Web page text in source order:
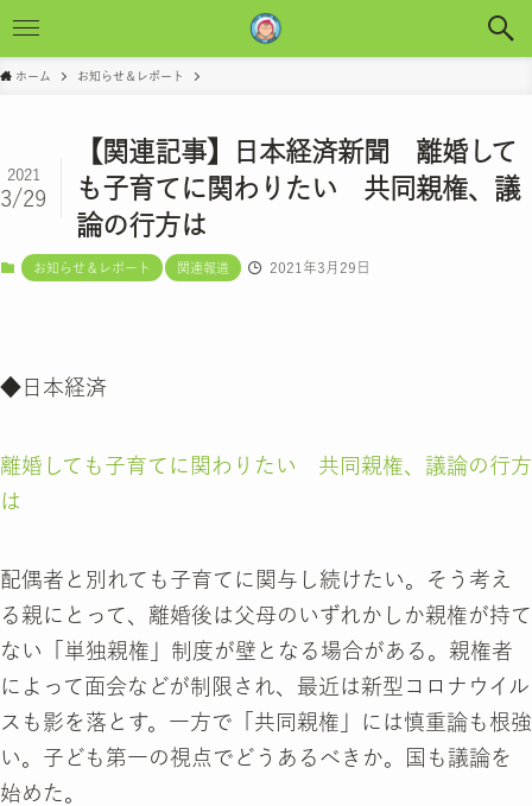
ホーム お知らせ＆レポート
【関連記事】日本経済新聞 離婚して
も子育てに関わりたい 共同親権、議
論の行方は
2021
3/29
お知らせ＆レポート 関連報道 2021年3月29日
◆日本経済
離婚しても子育てに関わりたい 共同親権、議論の行方
は
配偶者と別れても子育てに関与し続けたい。そう考え
る親にとって、離婚後は父母のいずれかしか親権が持て
ない「単独親権」制度が壁となる場合がある。親権者
によって面会などが制限され、最近は新型コロナウイル
スも影を落とす。一方で「共同親権」には慎重論も根強
い。子ども第一の視点でどうあるべきか。国も議論を
始めた。